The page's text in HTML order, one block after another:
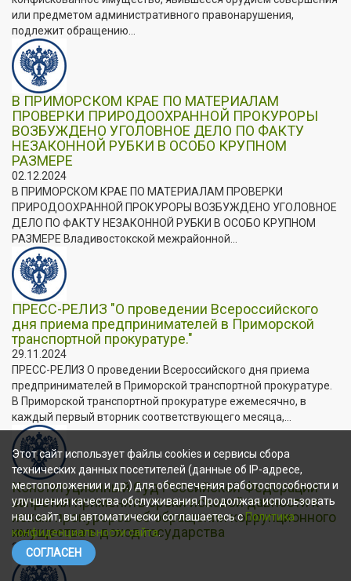
или предметом административного правонарушения,
подлежит обращению...
В ПРИМОРСКОМ КРАЕ ПО МАТЕРИАЛАМ
ПРОВЕРКИ ПРИРОДООХРАННОЙ ПРОКУРОРЫ
ВОЗБУЖДЕНО УГОЛОВНОЕ ДЕЛО ПО ФАКТУ
НЕЗАКОННОЙ РУБКИ В ОСОБО КРУПНОМ
РАЗМЕРЕ
02.12.2024
В ПРИМОРСКОМ КРАЕ ПО МАТЕРИАЛАМ ПРОВЕРКИ
ПРИРОДООХРАННОЙ ПРОКУРОРЫ ВОЗБУЖДЕНО УГОЛОВНОЕ
ДЕЛО ПО ФАКТУ НЕЗАКОННОЙ РУБКИ В ОСОБО КРУПНОМ
РАЗМЕРЕ Владивостокской межрайонной...
ПРЕСС-РЕЛИЗ "О проведении Всероссийского
дня приема предпринимателей в Приморской
транспортной прокуратуре."
29.11.2024
ПРЕСС-РЕЛИЗ О проведении Всероссийского дня приема
предпринимателей в Приморской транспортной прокуратуре.
В Приморской транспортной прокуратуре ежемесячно, в
каждый первый вторник соответствующего месяца,...
Конституционный Суд Российской Федерации
запретил применять сроки исковой давности к
искам прокуроров об обращении коррупционного
имущества в доход государства
27.11.2024
Этот сайт использует файлы cookies и сервисы сбора
технических данных посетителей (данные об IP-адресе,
местоположении и др.) для обеспечения работоспособности и
улучшения качества обслуживания.Продолжая использовать
наш сайт, вы автоматически соглашаетесь сПолитика
конфиденциальности сайта.
СОГЛАСЕН